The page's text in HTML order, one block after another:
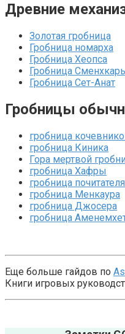
Древние
Золотая гробница
Гробница номарха
Гробница Хеопса
Гробница
Гробница Сет-Анат
Гробницы
гробница
гробница Киника
Гора мертвой
гробница Хафры
гробница
гробница Менкаура
гробница Джосера
гробница
Еще больше гайдов по
Книги игровых